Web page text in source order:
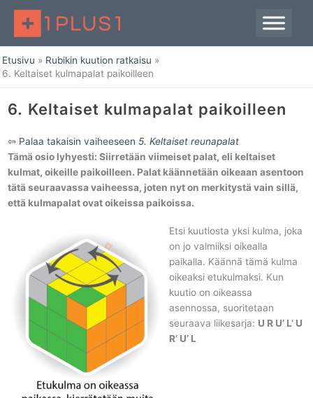
sisältöön
Etusivu
Rubikin kuution ratkaisu
6. Keltaiset kulmapalat paikoilleen
6. Keltaiset kulmapalat paikoilleen
⇦ Palaa takaisin vaiheeseen 5. Keltaiset reunapalat
Tämä osio lyhyesti: Siirretään viimeiset palat, eli keltaiset
kulmat, oikeille paikoilleen. Palat käännetään oikeaan asentoon
tätä seuraavassa vaiheessa, joten nyt on merkitystä vain sillä,
että kulmapalat ovat oikeissa paikoissa.
Etsi kuutiosta yksi kulma, joka
on jo valmiiksi oikealla
paikalla. Käännä tämä kulma
oikeaksi etukulmaksi. Kun
kuutio on oikeassa
asennossa, suoritetaan
seuraava liikesarja: U R U’ L’ U
R’ U’ L